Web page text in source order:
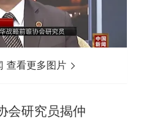
查看更多图片
会研究员揭仲